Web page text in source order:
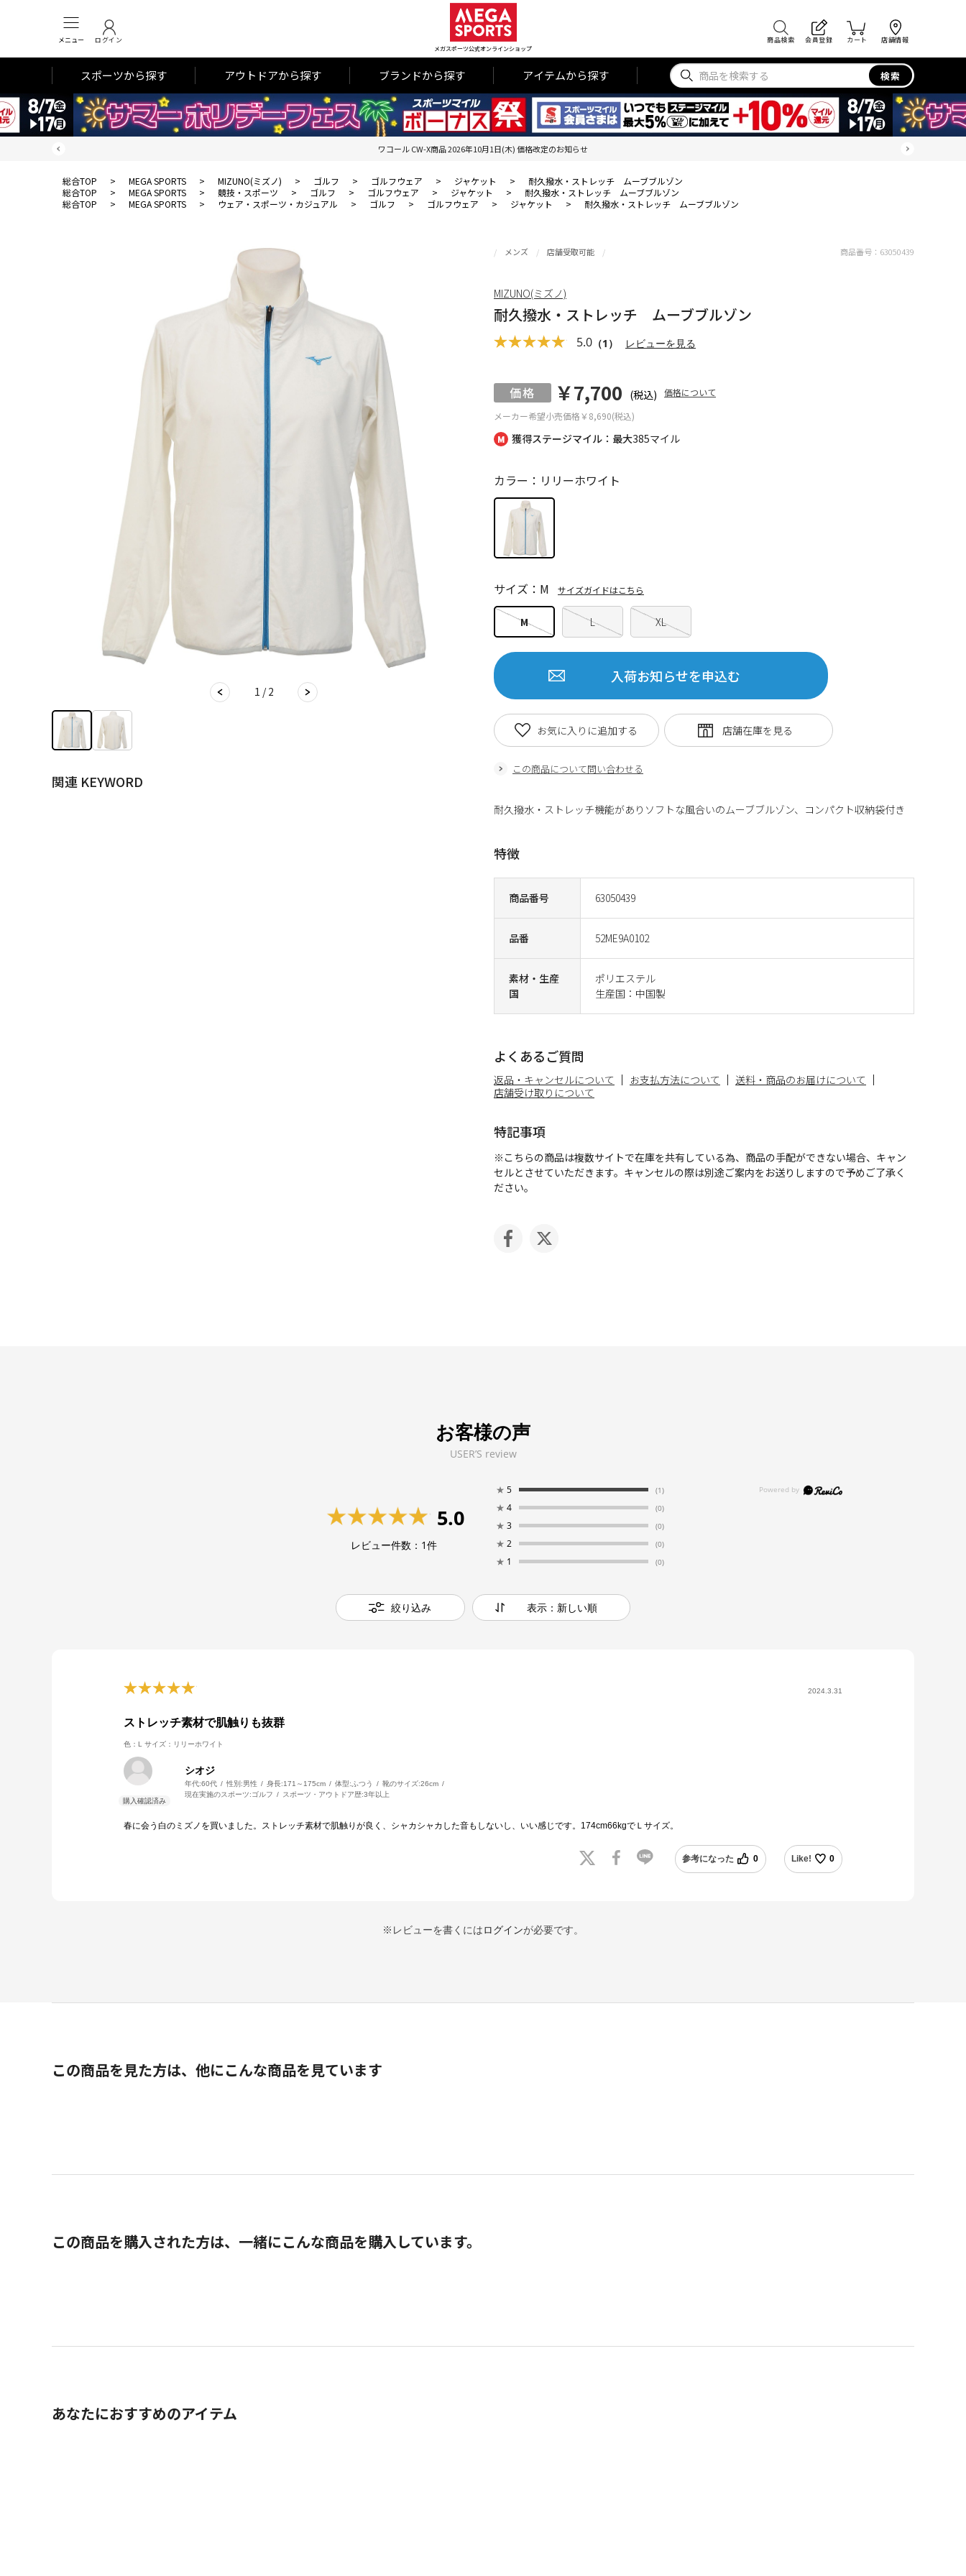
メニュー ログイン
メガスポーツ公式オンラインショップ
商品検索 会員登録 カート 店舗情報
スポーツから探す アウトドアから探す ブランドから探す アイテムから探す 検索
ワコール CW-X商品 2026年10月1日(木) 価格改定のお知らせ
総合TOP > MEGA SPORTS > MIZUNO(ミズノ) > ゴルフ > ゴルフウェア > ジャケット >
耐久撥水・ストレッチ ムーブブルゾン
総合TOP
> MEGA SPORTS > 競技・スポーツ > ゴルフ > ゴルフウェア > ジャケット >
耐久撥水・ストレッチ ムーブブルゾン
総合TOP
> MEGA SPORTS > ウェア・スポーツ・カジュアル > ゴルフ > ゴルフウェア > ジャケット > 耐久撥水・ストレッチ ムーブブルゾン
1 / 2
関連 KEYWORD
獲得ステージマイル：最大385マイル
メンズ 店舗受取可能
耐久撥水・ストレッチ ムーブブルゾン
5.0 （1） レビューを見る
メーカー希望小売価格￥8,690(税込)
￥7,700 (税込) 価格について
商品番号 63050439
品番 52ME9A0102
素材・生産
国
ポリエステル
生産国：中国製
カラー：リリーホワイト
M L XL
サイズ：M サイズガイドはこちら
入荷お知らせを申込む
この商品について問い合わせる
お気に入りに追加する
商品番号： 63050439
MIZUNO(ミズノ)
耐久撥水・ストレッチ機能がありソフトな風合いのムーブブルゾン、コンパクト収納袋付き
特徴
よくあるご質問
返品・キャンセルについて お支払方法について
送料・商品のお届けについて
店舗受け取りについて
特記事項
※こちらの商品は複数サイトで在庫を共有している為、商品の手配ができない場合、キャン
セルとさせていただきます。キャンセルの際は別途ご案内をお送りしますので予めご了承く
ださい。
お客様の声
USER’S review
5.0
レビュー件数： 1件
★ 5 (1)
★ 4 (0)
★ 3 (0)
★ 2 (0)
★ 1 (0)
絞り込み 表示：新しい順
2024.3.31
ストレッチ素材で肌触りも抜群
色：L サイズ：リリーホワイト
シオジ
年代:60代 性別:男性 身長:171～175cm 体型: ふつう 靴のサイズ:26cm
現在実施のスポーツ:ゴルフ スポーツ・アウトドア歴:3年以上
春に会う白のミズノを買いました。ストレッチ素材で肌触りが良く、シャカシャカした音もしないし、いい感じです。174cm66kgでＬサイズ。
参考になった 0 Like! 0
※レビューを書くにはログインが必要です。
この商品を見た方は、他にこんな商品を見ています
この商品を購入された方は、一緒にこんな商品を購入しています。
あなたにおすすめのアイテム